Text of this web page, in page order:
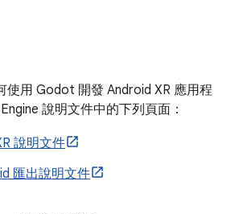
使用 Godot 開發 Android XR 應用程
說明文件中的下列頁面：
說明文件
匯出說明文件